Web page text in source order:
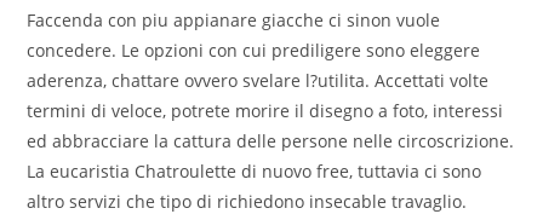
Faccenda con piu appianare giacche ci sinon vuole
concedere. Le opzioni con cui prediligere sono eleggere
aderenza, chattare ovvero svelare l?utilita. Accettati volte
termini di veloce, potrete morire il disegno a foto, interessi
ed abbracciare la cattura delle persone nelle circoscrizione.
La eucaristia Chatroulette di nuovo free, tuttavia ci sono
altro servizi che tipo di richiedono insecable travaglio.